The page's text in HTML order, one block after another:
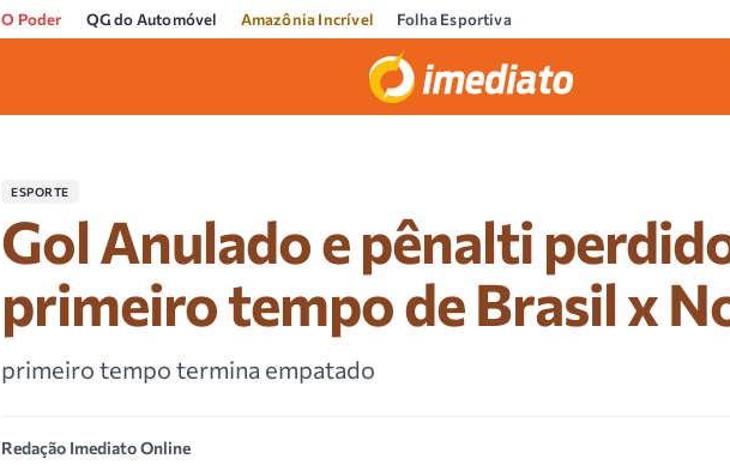
O Poder QG do Automóvel Amazônia Incrível Folha Esportiva
ESPORTE
Gol Anulado e pênalti
primeiro tempo de Brasil x
primeiro tempo termina empatado
Redação Imediato Online